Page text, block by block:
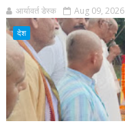
आर्यावर्त डेस्क Aug 09, 2026
देश